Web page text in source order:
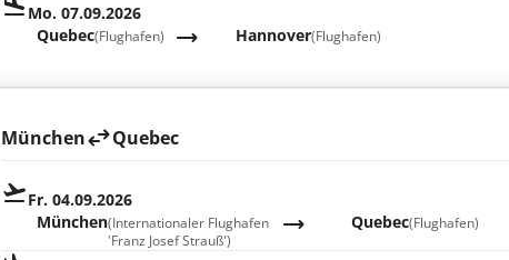
Mo. 07.09.2026
Hannover(Flughafen)
Quebec(Flughafen)
München Quebec
Fr. 04.09.2026
München(Internationaler Flughafen
'Franz Josef Strauß')
Quebec(Flughafen)